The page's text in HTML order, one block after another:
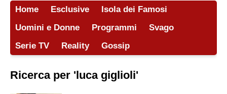
Home Esclusive
Isola dei Famosi
Uomini e Donne
Programmi
Svago
Serie TV
Reality Gossip
Ricerca per 'luca giglioli'